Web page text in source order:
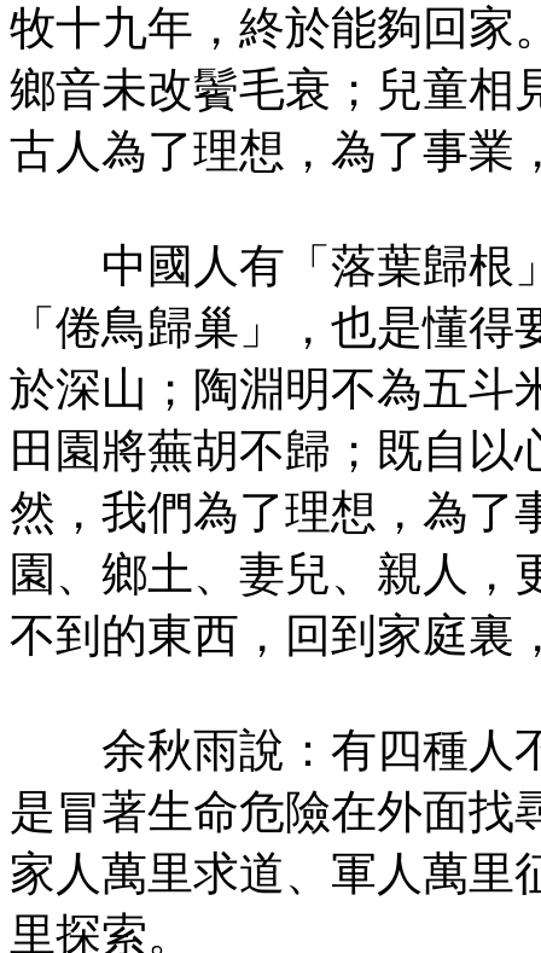
牧十九年，終於能夠回家
鄉音未改鬢毛衰；兒童相
古人為了理想，為了事業
中國人有「落葉歸根
「倦鳥歸巢」，也是懂
於深山；陶淵明不為五斗
田園將蕪胡不歸；既自以
然，我們為了理想，為了
園、鄉土、妻兒、親人，
不到的東西，回到家庭裏
余秋雨說：有四種人
是冒著生命危險在外面找
家人萬里求道、軍人萬里
里探索。